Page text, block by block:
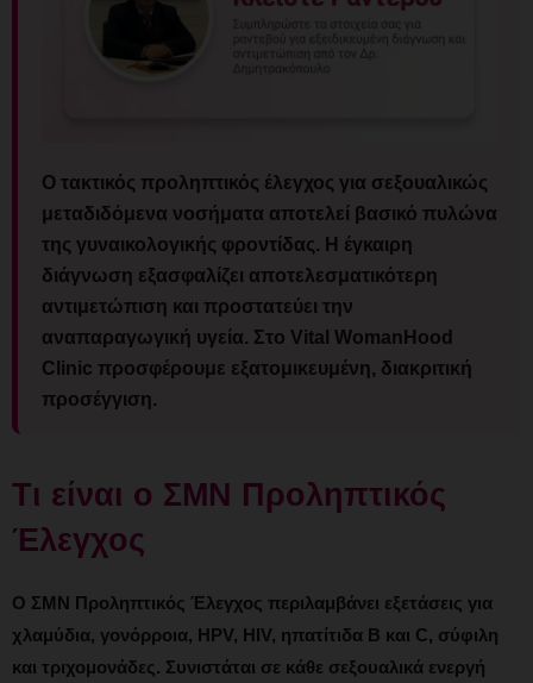
Ο τακτικός προληπτικός έλεγχος για σεξουαλικώς
μεταδιδόμενα νοσήματα αποτελεί βασικό πυλώνα
της γυναικολογικής φροντίδας. Η έγκαιρη
διάγνωση εξασφαλίζει αποτελεσματικότερη
αντιμετώπιση και προστατεύει την
αναπαραγωγική υγεία. Στο Vital WomanHood
Clinic προσφέρουμε εξατομικευμένη, διακριτική
προσέγγιση.
Τι είναι ο ΣΜΝ Προληπτικός
Έλεγχος
Ο ΣΜΝ Προληπτικός Έλεγχος περιλαμβάνει εξετάσεις για
χλαμύδια, γονόρροια, HPV, HIV, ηπατίτιδα B και C, σύφιλη
και τριχομονάδες. Συνιστάται σε κάθε σεξουαλικά ενεργή